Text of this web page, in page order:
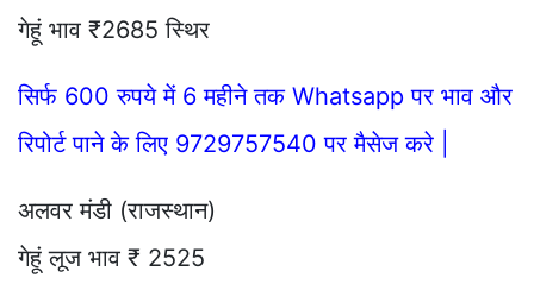
गेहूं भाव ₹2685 स्थिर
सिर्फ 600 रुपये में 6 महीने तक Whatsapp पर भाव और
रिपोर्ट पाने के लिए 9729757540 पर मैसेज करे |
अलवर मंडी (राजस्थान)
गेहूं लूज भाव ₹ 2525